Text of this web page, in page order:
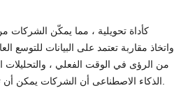
واتخاذ مقاربة تعتمد على البيانات للتوسع
من الرؤى في الوقت الفعلي ، والتحليلات
الذكاء الاصطناعى أن الشركات يمكن أن تتوسع بثقة وخفة الحركة.